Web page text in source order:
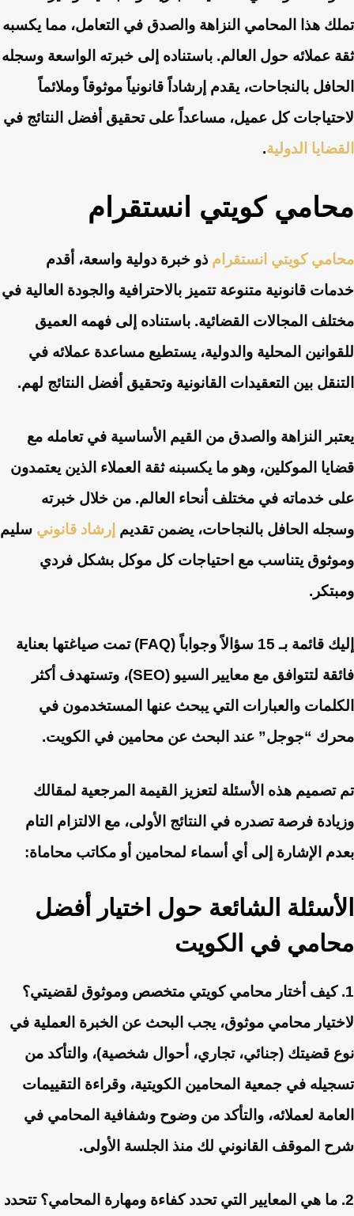
تملك هذا المحامي النزاهة والصدق في التعامل، مما يكسبه
ثقة عملائه حول العالم. باستناده إلى خبرته الواسعة وسجله
الحافل بالنجاحات، يقدم إرشاداً قانونياً موثوقاً وملائماً
لاحتياجات كل عميل، مساعداً على تحقيق أفضل النتائج في
القضايا الدولية.
محامي كويتي انستقرام
محامي كويتي انستقرام ذو خبرة دولية واسعة، أقدم
خدمات قانونية متنوعة تتميز بالاحترافية والجودة العالية في
مختلف المجالات القضائية. باستناده إلى فهمه العميق
للقوانين المحلية والدولية، يستطيع مساعدة عملائه في
التنقل بين التعقيدات القانونية وتحقيق أفضل النتائج لهم.
يعتبر النزاهة والصدق من القيم الأساسية في تعامله مع
قضايا الموكلين، وهو ما يكسبنه ثقة العملاء الذين يعتمدون
على خدماته في مختلف أنحاء العالم. من خلال خبرته
وسجله الحافل بالنجاحات، يضمن تقديم إرشاد قانوني سليم
وموثوق يتناسب مع احتياجات كل موكل بشكل فردي
ومبتكر.
إليك قائمة بـ 15 سؤالاً وجواباً (FAQ) تمت صياغتها بعناية
فائقة لتتوافق مع معايير السيو (SEO)، وتستهدف أكثر
الكلمات والعبارات التي يبحث عنها المستخدمون في
محرك “جوجل” عند البحث عن محامين في الكويت.
تم تصميم هذه الأسئلة لتعزيز القيمة المرجعية لمقالك
وزيادة فرصة تصدره في النتائج الأولى، مع الالتزام التام
بعدم الإشارة إلى أي أسماء لمحامين أو مكاتب محاماة:
الأسئلة الشائعة حول اختيار أفضل
محامي في الكويت
1. كيف أختار محامي كويتي متخصص وموثوق لقضيتي؟
لاختيار محامي موثوق، يجب البحث عن الخبرة العملية في
نوع قضيتك (جنائي، تجاري، أحوال شخصية)، والتأكد من
تسجيله في جمعية المحامين الكويتية، وقراءة التقييمات
العامة لعملائه، والتأكد من وضوح وشفافية المحامي في
شرح الموقف القانوني لك منذ الجلسة الأولى.
2. ما هي المعايير التي تحدد كفاءة ومهارة المحامي؟
تتحدد